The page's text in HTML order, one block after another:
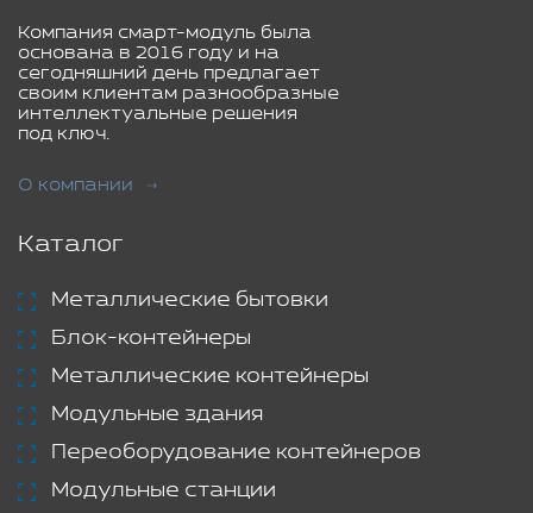
Компания смарт-модуль была
основана в 2016 году и на
сегодняшний день предлагает
своим клиентам разнообразные
интеллектуальные решения
под ключ.
О компании
Каталог
Металлические бытовки
Блок-контейнеры
Металлические контейнеры
Модульные здания
Переоборудование контейнеров
Модульные станции